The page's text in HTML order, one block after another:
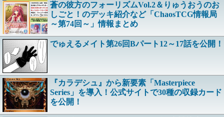
蒼の彼方のフォーリズムVol.2＆りゅうおうのお
しごと！のデッキ紹介など「ChaosTCG情報局
～第74回～」情報まとめ
でゅえるメイト第26回Bパート12～17話を公開！
『カラデシュ』から新要素「Masterpiece
Series」を導入！公式サイトで30種の収録カード
を公開！